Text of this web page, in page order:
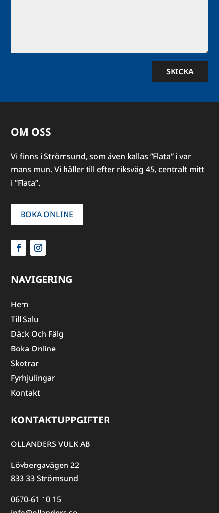
SKICKA
OM OSS
Vi finns i Strömsund, som även kallas ”Flata” i var
mans mun. Vi håller till efter riksväg 45, centralt mitt
i ”Flata”.
BOKA ONLINE
NAVIGERING
Hem
Till Salu
Däck Och Fälg
Boka Online
Skotrar
Fyrhjulingar
Kontakt
KONTAKTUPPGIFTER
OLLANDERS VULK AB
Lövbergavägen 22
833 33 Strömsund
0670-61 10 15